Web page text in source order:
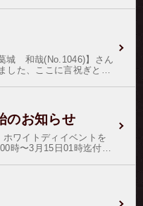
優勝我妻 京２位彩音
神代 優衣６位日比
９位香虞野 乱真10位
５万５千円を進呈いた
ィ限定リボンをプレゼ
差し上げます。（出張
ホストさんよりお受取
えは致しかねます。・
も事務局は責任を負い
ると、その下位のグレ
は、イベント終了時か
オマケの内容は、変更
：お菓子的なオマケ
系のオマケ１０００
城 和哉(No.1046)】さん
した、ここに言祝ぎとお
さんをゴールド階級に昇
ぬご愛顧のほどを御願い
のお知らせ
ワイトディイベントを
時〜3月15日01時迄付与
の振込明細書（必要部
ば付与致します。